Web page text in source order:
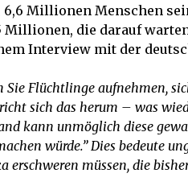
6,6 Millionen Menschen
die darauf
Interview mit der
Sie Flüchtlinge aufnehmen,
sich das herum – was
kann unmöglich diese
würde.” Dies bedeute
erschweren müssen, die